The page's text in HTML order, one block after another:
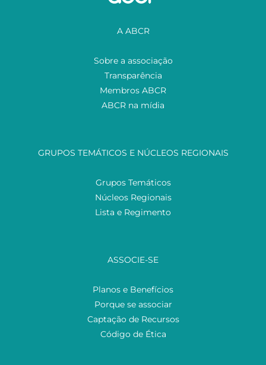
A ABCR
Sobre a associação
Transparência
Membros ABCR
ABCR na mídia
GRUPOS TEMÁTICOS E NÚCLEOS REGIONAIS
Grupos Temáticos
Núcleos Regionais
Lista e Regimento
ASSOCIE-SE
Planos e Benefícios
Porque se associar
Captação de Recursos
Código de Ética